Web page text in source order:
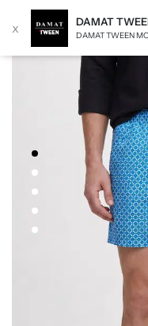
x DAMAT
DAMAT TWEEN